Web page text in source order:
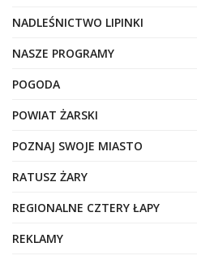
NADLEŚNICTWO LIPINKI
NASZE PROGRAMY
POGODA
POWIAT ŻARSKI
POZNAJ SWOJE MIASTO
RATUSZ ŻARY
REGIONALNE CZTERY ŁAPY
REKLAMY